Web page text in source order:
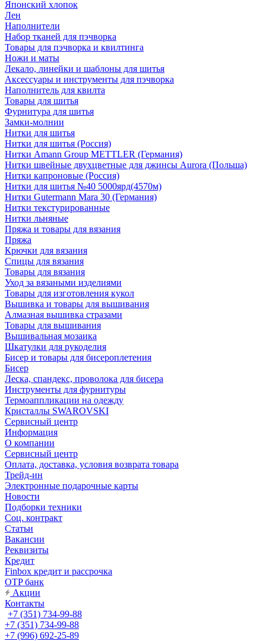
Японский хлопок
Лен
Наполнители
Набор тканей для пэчворка
Товары для пэчворка и квилтинга
Ножи и маты
Лекало, линейки и шаблоны для шитья
Аксессуары и инструменты для пэчворка
Наполнитель для квилта
Товары для шитья
Фурнитура для шитья
Замки-молнии
Нитки для шитья
Нитки для шитья (Россия)
Нитки Amann Group METTLER (Германия)
Нитки швейные двухцветные для джинсы Aurora (Польша)
Нитки капроновые (Россия)
Нитки для шитья №40 5000ярд(4570м)
Нитки Gutermann Mara 30 (Германия)
Нитки текстурированные
Нитки льняные
Пряжа и товары для вязания
Пряжа
Крючки для вязания
Спицы для вязания
Товары для вязания
Уход за вязаными изделиями
Товары для изготовления кукол
Вышивка и товары для вышивания
Алмазная вышивка стразами
Товары для вышивания
Вышивальная мозаика
Шкатулки для рукоделия
Бисер и товары для бисероплетения
Бисер
Леска, спандекс, проволока для бисера
Инструменты для фурнитуры
Термоаппликации на одежду
Кристаллы SWAROVSKI
Сервисный центр
Информация
О компании
Сервисный центр
Оплата, доставка, условия возврата товара
Трейд-ин
Электронные подарочные карты
Новости
Подборки техники
Соц. контракт
Статьи
Вакансии
Реквизиты
Кредит
Finbox кредит и рассрочка
OTP банк
Акции
Контакты
+7 (351) 734-99-88
+7 (351) 734-99-88
+7 (996) 692-25-89